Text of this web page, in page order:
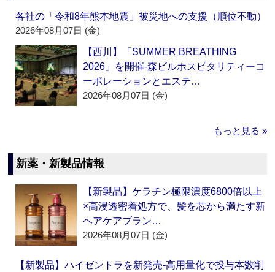
各社の「令和8年熊本地震」被災地への支援（順位不動）
2026年08月07日 (金)
【西川】「SUMMER BREATHING
2026」を開催‐森ビルホスピタリティーコ
ーポレーションとエステ…
2026年08月07日 (金)
もっと見る »
新薬・新製品情報
【新製品】ケラチン極限濃度6800倍以上
×高浸透密着処方で、髪を芯から満たす新
ヘアケアブラン…
2026年08月07日 (金)
【新製品】ハイゼントラを新発売‐高用量化で投与本数削